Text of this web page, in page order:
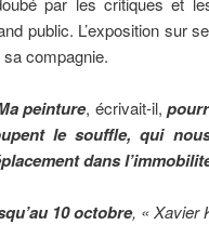
public. L’exposition sur
sa compagnie.
peinture, écrivait-il,
le souffle, qui
dans
10 octobre, « Xavier